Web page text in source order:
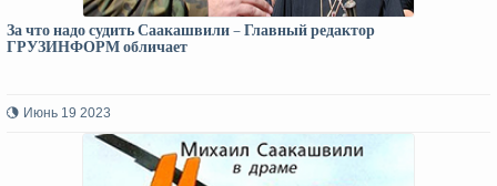
За что надо судить Саакашвили – Главный редактор
ГРУЗИНФОРМ обличает
Июнь 19 2023